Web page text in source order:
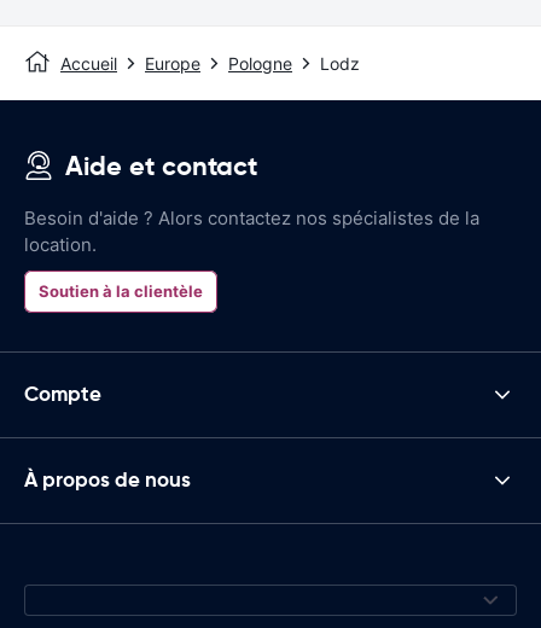
Accueil Europe Pologne Lodz
Aide et contact
Besoin d'aide ? Alors contactez nos spécialistes de la
location.
Soutien à la clientèle
Compte
À propos de nous